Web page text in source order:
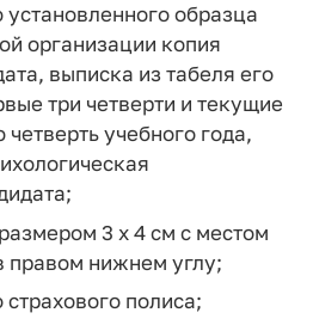
образца
организации копия
выписка из табеля его
три четверти и текущие
учебного года,
3 x 4 см с местом
правом нижнем углу;
полиса;